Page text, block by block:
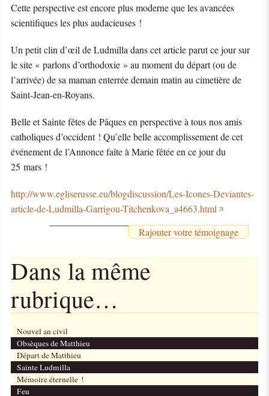
Cette perspective est encore plus moderne que les avancées
scientifiques les plus audacieuses !
Un petit clin d’œil de Ludmilla dans cet article parut ce jour sur
le site « parlons d’orthodoxie » au moment du départ (ou de
l’arrivée) de sa maman enterrée demain matin au cimetière de
Saint-Jean-en-Royans.
Belle et Sainte fêtes de Pâques en perspective à tous nos amis
catholiques d’occident ! Qu’elle belle accomplissement de cet
événement de l’Annonce faîte à Marie fêtée en ce jour du
25 mars !
http://www.egliserusse.eu/blogdiscussion/Les-Icones-Deviantes-
article-de-Ludmilla-Garrigou-Titchenkova_a4663.html
Rajouter votre témoignage
Dans la même
rubrique…
Nouvel an civil
Obsèques de Matthieu
Départ de Matthieu
Sainte Ludmilla
Mémoire éternelle !
Feu